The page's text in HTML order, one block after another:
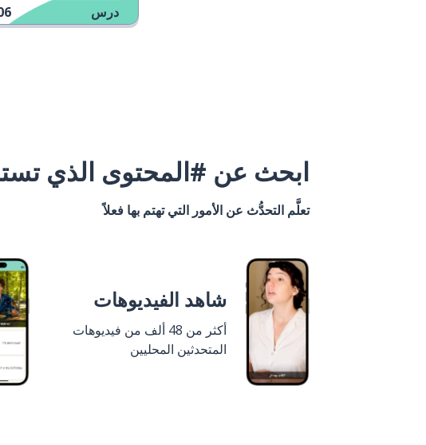
درس
ابحث عن #المحتوى الذي
تعلَّم التحدُّث عن الأمور التي تهتم بها فعلاً
شاهد الفيديوهات
أكثر من 48 ألف من فيديوهات
المتحدثين المحليين